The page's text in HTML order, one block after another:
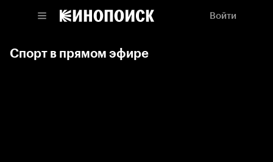
Войти
Спорт в прямом эфире